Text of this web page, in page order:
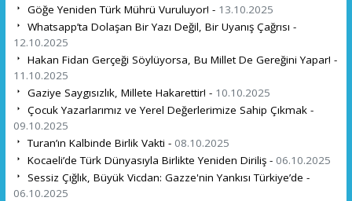
Göğe Yeniden Türk Mührü Vuruluyor! - 13.10.2025
Whatsapp’ta Dolaşan Bir Yazı Değil, Bir Uyanış Çağrısı -
12.10.2025
Hakan Fidan Gerçeği Söylüyorsa, Bu Millet De Gereğini Yapar! -
11.10.2025
Gaziye Saygısızlık, Millete Hakarettir! - 10.10.2025
Çocuk Yazarlarımız ve Yerel Değerlerimize Sahip Çıkmak -
09.10.2025
Turan’ın Kalbinde Birlik Vakti - 08.10.2025
Kocaeli’de Türk Dünyasıyla Birlikte Yeniden Diriliş - 06.10.2025
Sessiz Çığlık, Büyük Vicdan: Gazze'nin Yankısı Türkiye’de -
06.10.2025